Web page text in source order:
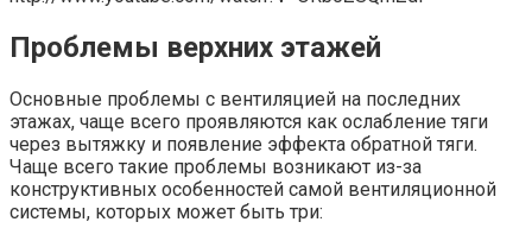
Проблемы верхних этажей
Основные проблемы с вентиляцией на последних
этажах, чаще всего проявляются как ослабление тяги
через вытяжку и появление эффекта обратной тяги.
Чаще всего такие проблемы возникают из-за
конструктивных особенностей самой вентиляционной
системы, которых может быть три: